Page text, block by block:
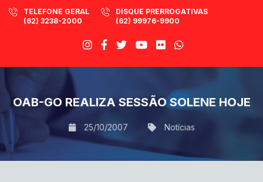
TELEFONE GERAL
(62) 3238-2000
DISQUE PRERROGATIVAS
(62) 99976-9900
OAB-GO REALIZA SESSÃO SOLENE HOJE
25/10/2007 Notícias